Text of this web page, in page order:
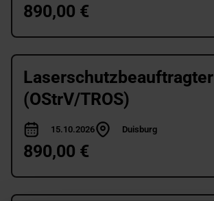
890,00 €
Laserschutzbeauftragter
(OStrV/TROS)
15.10.2026 Duisburg
890,00 €